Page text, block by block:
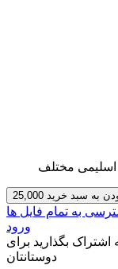
اسلیمی مختلف
به سبد خرید
به تمام فایل ها
ورود
بگذارید برای
دوستانتان